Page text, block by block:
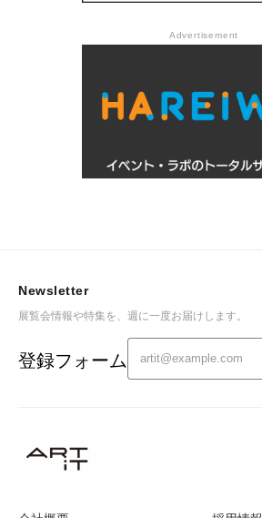
Advertisement
Newsletter
展覧会情報や特集を、週に一度お届けします。
登録フォーム